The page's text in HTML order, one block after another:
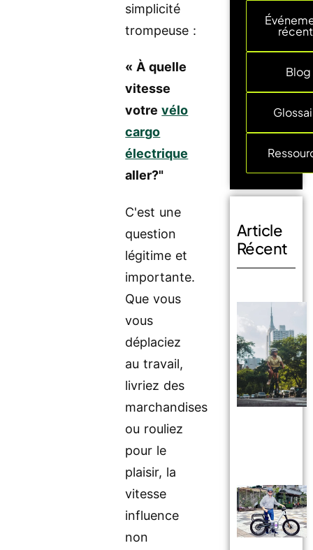
simplicité
trompeuse :
« À quelle
vitesse
votrevélo
cargo
électrique
aller?"
C'est une
question
légitime et
importante.
Que vous
vous
déplaciez
au travail,
livriez des
marchandises
ou rouliez
pour le
plaisir, la
vitesse
influence
non
Blog
Article
Récent